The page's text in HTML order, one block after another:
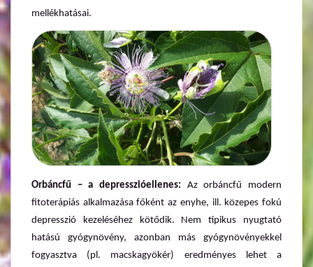
mellékhatásai.
Orbáncfű – a depresszióellenes: Az orbáncfű modern
fitoterápiás alkalmazása főként az enyhe, ill. közepes fokú
depresszió kezeléséhez kötődik. Nem tipikus nyugtató
hatású gyógynövény, azonban más gyógynövényekkel
fogyasztva (pl. macskagyökér) eredményes lehet a